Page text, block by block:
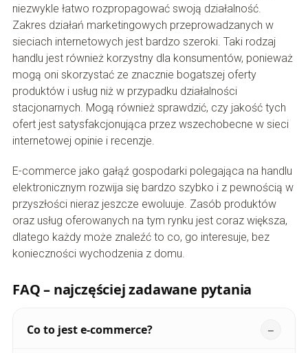
niezwykle łatwo rozpropagować swoją działalność.
Zakres działań marketingowych przeprowadzanych w
sieciach internetowych jest bardzo szeroki. Taki rodzaj
handlu jest również korzystny dla konsumentów, ponieważ
mogą oni skorzystać ze znacznie bogatszej oferty
produktów i usług niż w przypadku działalności
stacjonarnych. Mogą również sprawdzić, czy jakość tych
ofert jest satysfakcjonująca przez wszechobecne w sieci
internetowej opinie i recenzje.
E-commerce jako gałąź gospodarki polegająca na handlu
elektronicznym rozwija się bardzo szybko i z pewnością w
przyszłości nieraz jeszcze ewoluuje. Zasób produktów
oraz usług oferowanych na tym rynku jest coraz większa,
dlatego każdy może znaleźć to co, go interesuje, bez
konieczności wychodzenia z domu.
FAQ – najczęściej zadawane pytania
Co to jest e-commerce?